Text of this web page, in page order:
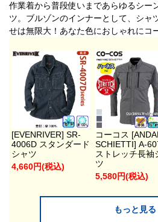
作業着から普段使いまであらゆるシー
ツ。ブルゾンのインナーとして、シャ
せは無限大！あなた色におしゃれにコ
[EVENRIVER] SR-
4006D スタンダード
シャツ
4,660円(税込)
コーコス
SCHIETTI] A-
ストレッチ長袖
ツ
5,580円(税込)
もっと見る